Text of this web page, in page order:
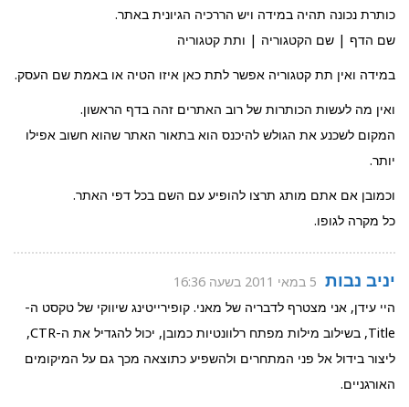
כותרת נכונה תהיה במידה ויש הררכיה הגיונית באתר.
שם הדף | שם הקטגוריה | ותת קטגוריה
במידה ואין תת קטגוריה אפשר לתת כאן איזו הטיה או באמת שם העסק.
ואין מה לעשות הכותרות של רוב האתרים זהה בדף הראשון.
המקום לשכנע את הגולש להיכנס הוא בתאור האתר שהוא חשוב אפילו
יותר.
וכמובן אם אתם מותג תרצו להופיע עם השם בכל דפי האתר.
כל מקרה לגופו.
יניב נבות 5 במאי 2011 בשעה 16:36
היי עידן, אני מצטרף לדבריה של מאני. קופירייטינג שיווקי של טקסט ה-
Title, בשילוב מילות מפתח רלוונטיות כמובן, יכול להגדיל את ה-CTR,
ליצור בידול אל פני המתחרים ולהשפיע כתוצאה מכך גם על המיקומים
האורגניים.